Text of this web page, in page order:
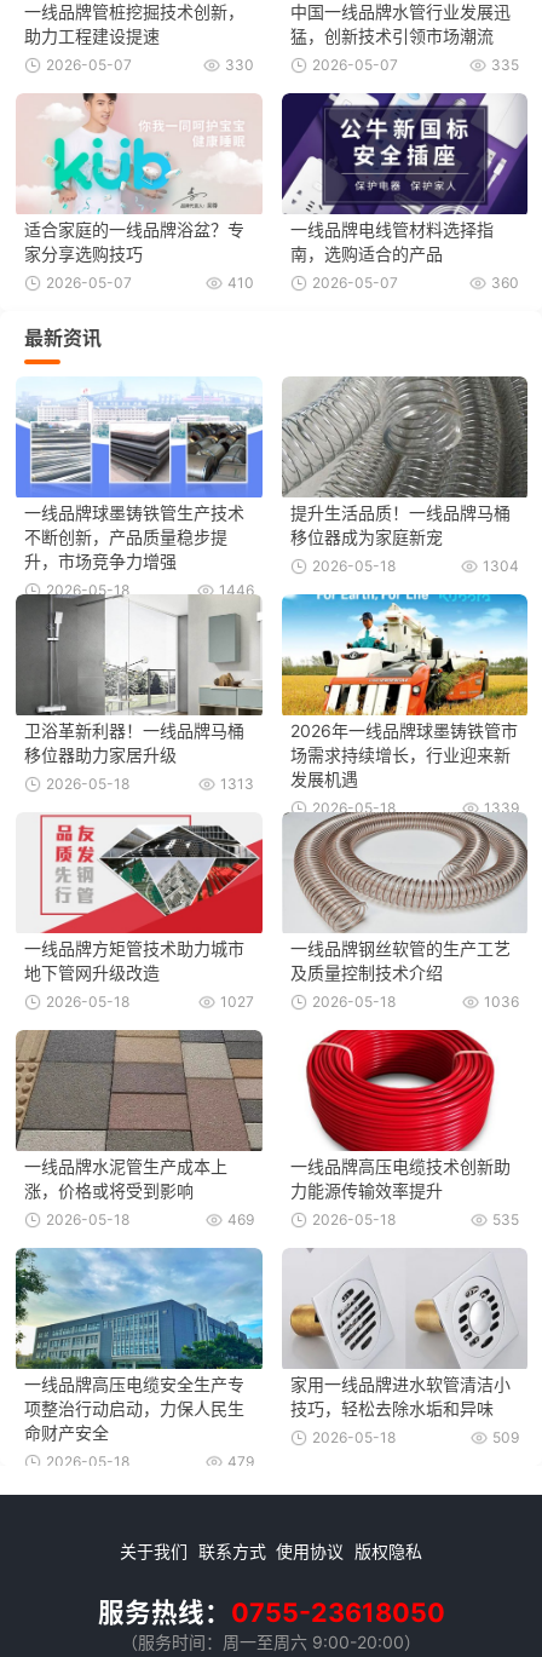
一线品牌管桩挖掘技术创新，
助力工程建设提速
330
2026-05-07
中国一线品牌水管行业发展迅
猛，创新技术引领市场潮流
335
2026-05-07
适合家庭的一线品牌浴盆？专
家分享选购技巧
410
2026-05-07
一线品牌电线管材料选择指
南，选购适合的产品
360
2026-05-07
最新资讯
一线品牌球墨铸铁管生产技术
不断创新，产品质量稳步提
升，市场竞争力增强
1446
2026-05-18
提升生活品质！一线品牌马桶
移位器成为家庭新宠
1304
2026-05-18
卫浴革新利器！一线品牌马桶
移位器助力家居升级
1313
2026-05-18
2026年一线品牌球墨铸铁管市
场需求持续增长，行业迎来新
发展机遇
1339
2026-05-18
一线品牌方矩管技术助力城市
地下管网升级改造
1027
2026-05-18
一线品牌钢丝软管的生产工艺
及质量控制技术介绍
1036
2026-05-18
一线品牌水泥管生产成本上
涨，价格或将受到影响
469
2026-05-18
一线品牌高压电缆技术创新助
力能源传输效率提升
535
2026-05-18
一线品牌高压电缆安全生产专
项整治行动启动，力保人民生
命财产安全
479
2026-05-18
家用一线品牌进水软管清洁小
技巧，轻松去除水垢和异味
509
2026-05-18
关于我们 联系方式 使用协议 版权隐私
服务热线： 0755-23618050
（服务时间：周一至周六 9:00-20:00）